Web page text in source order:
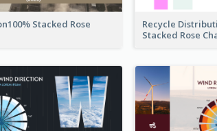
Stacked Rose
Recycle
Stacked Rose